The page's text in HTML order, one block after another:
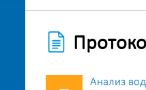
Анализ